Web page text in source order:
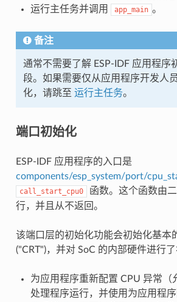
运行主任务并调用
app_main 。
备注
通常不需要了解 ESP-IDF 应用程序
段。如果需要仅从应用程序开发人
化，请跳至 运行主任务。
端口初始化
ESP-IDF 应用程序的入口是
components/esp_system/port/
call_start_cpu0
函数。这个函数由
行，并且从不返回。
该端口层的初始化功能会初始化基本
("CRT")，并对 SoC 的内部硬件进行了
为应用程序重新配置 CPU 异常（
处理程序运行，并使用为应用程